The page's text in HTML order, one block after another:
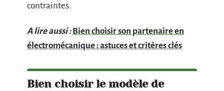
contraintes.
A lire aussi : Bien choisir son partenaire en
électromécanique : astuces et critères clés
Bien choisir le modèle de